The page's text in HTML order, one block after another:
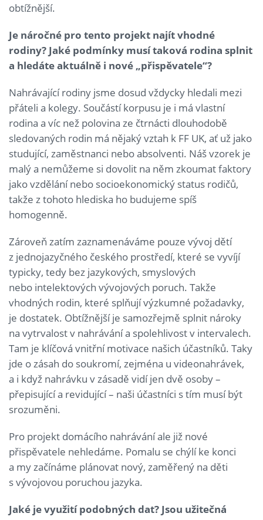
obtížnější.
Je náročné pro tento projekt najít vhodné
rodiny? Jaké podmínky musí taková rodina splnit
a hledáte aktuálně i nové „přispěvatele“?
Nahrávající rodiny jsme dosud vždycky hledali mezi
přáteli a kolegy. Součástí korpusu je i má vlastní
rodina a víc než polovina ze čtrnácti dlouhodobě
sledovaných rodin má nějaký vztah k FF UK, ať už jako
studující, zaměstnanci nebo absolventi. Náš vzorek je
malý a nemůžeme si dovolit na něm zkoumat faktory
jako vzdělání nebo socioekonomický status rodičů,
takže z tohoto hlediska ho budujeme spíš
homogenně.
Zároveň zatím zaznamenáváme pouze vývoj dětí
z jednojazyčného českého prostředí, které se vyvíjí
typicky, tedy bez jazykových, smyslových
nebo intelektových vývojových poruch. Takže
vhodných rodin, které splňují výzkumné požadavky,
je dostatek. Obtížnější je samozřejmě splnit nároky
na vytrvalost v nahrávání a spolehlivost v intervalech.
Tam je klíčová vnitřní motivace našich účastníků. Taky
jde o zásah do soukromí, zejména u videonahrávek,
a i když nahrávku v zásadě vidí jen dvě osoby –
přepisující a revidující – naši účastníci s tím musí být
srozuměni.
Pro projekt domácího nahrávání ale již nové
přispěvatele nehledáme. Pomalu se chýlí ke konci
a my začínáme plánovat nový, zaměřený na děti
s vývojovou poruchou jazyka.
Jaké je využití podobných dat? Jsou užitečná